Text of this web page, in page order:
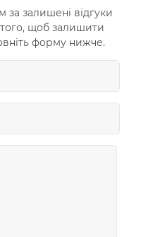
залишені відгуки
щоб залишити
форму нижче.